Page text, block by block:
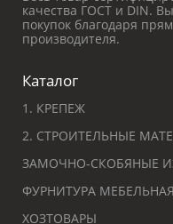
качества ГОСТ и DIN.
покупок благодаря
производителя.
Каталог
1. КРЕПЕЖ
2. СТРОИТЕЛЬНЫЕ
ЗАМОЧНО-СКОБЯНЫЕ
ФУРНИТУРА МЕБЕЛЬНАЯ
ХОЗТОВАРЫ